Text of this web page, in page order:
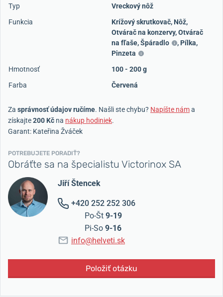
Typ
Vreckový nôž
Funkcia
Krížový skrutkovač, Nôž,
Otvárač na konzervy,Otvárač
na fľaše,Špáradlo , Pílka,
Pinzeta
Hmotnosť
100 - 200 g
Farba
Červená
Za správnosť údajov ručíme. Našli ste chybu? Napíšte náma
získajte200 Kč na nákup hodiniek.
Garant: Kateřina Žváček
POTREBUJETE PORADIŤ?
Obráťte sa na špecialistu Victorinox SA
Jiří Štencek
+420 252 252 306
Po-Št 9-19
Pi-So 9-16
info@helveti.sk
Položiť otázku